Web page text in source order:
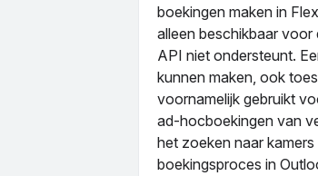
boekingen maken in
alleen beschikbaar
API niet ondersteunt.
kunnen maken, ook
voornamelijk gebruikt
ad-hocboekingen van
het zoeken naar
boekingsproces in